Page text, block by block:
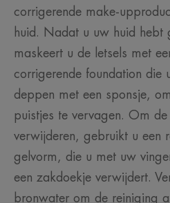
corrigerende make-
huid. Nadat u uw huid hebt
maskeert u de letsels met
corrigerende foundation die
deppen met een sponsje,
puistjes te vervagen. Om
verwijderen, gebruikt u een
gelvorm, die u met uw
een zakdoekje verwijdert.
bronwater om de reiniging